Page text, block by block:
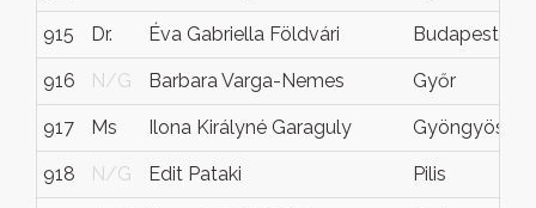
915 Dr. Éva Gabriella Földvári Budapest
916 N/G Barbara Varga-Nemes Győr
917 Ms Ilona Királyné Garaguly Gyöngyös
918 N/G Edit Pataki Pilis